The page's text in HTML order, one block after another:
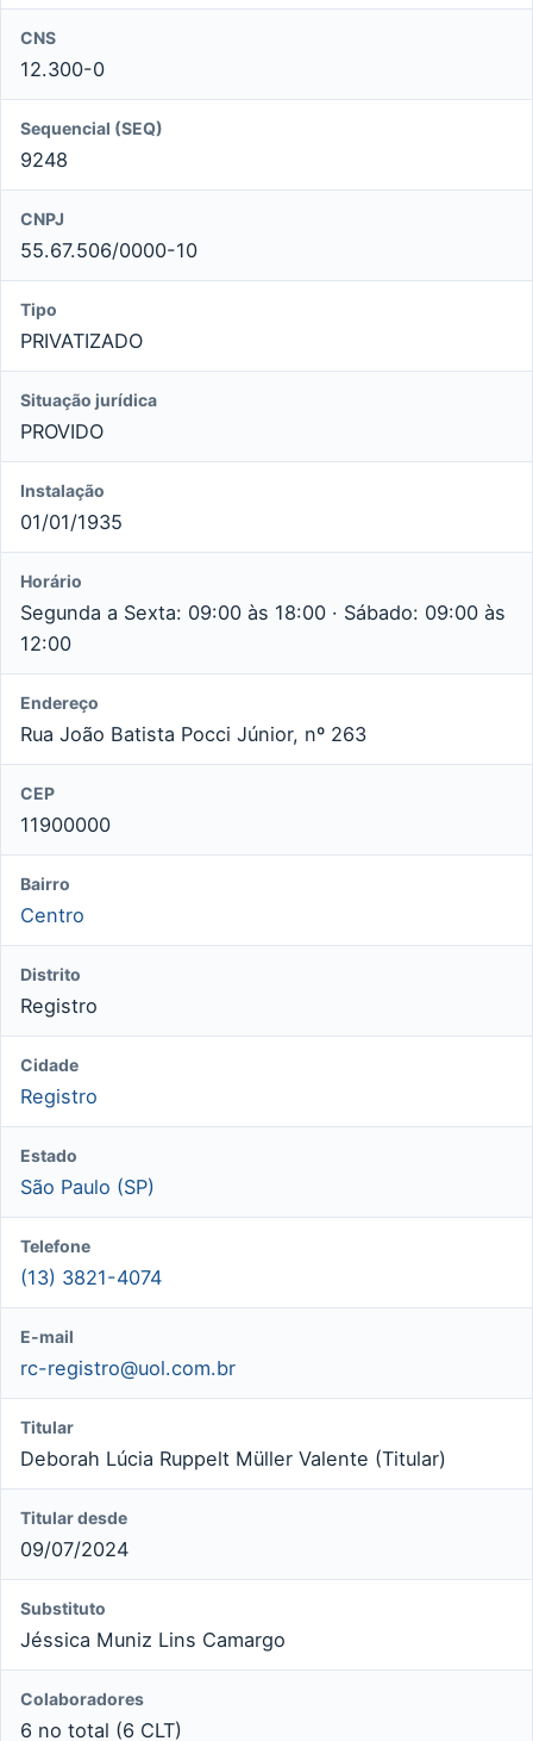
CNS
12.300-0
Sequencial (SEQ)
9248
CNPJ
55.67.506/0000-10
Tipo
PRIVATIZADO
Situação jurídica
PROVIDO
Instalação
01/01/1935
Horário
Segunda a Sexta: 09:00 às 18:00 · Sábado: 09:00 às
12:00
Endereço
Rua João Batista Pocci Júnior, nº 263
CEP
11900000
Bairro
Centro
Distrito
Registro
Cidade
Registro
Estado
São Paulo (SP)
Telefone
(13) 3821-4074
E-mail
rc-registro@uol.com.br
Titular
Deborah Lúcia Ruppelt Müller Valente (Titular)
Titular desde
09/07/2024
Substituto
Jéssica Muniz Lins Camargo
Colaboradores
6 no total (6 CLT)